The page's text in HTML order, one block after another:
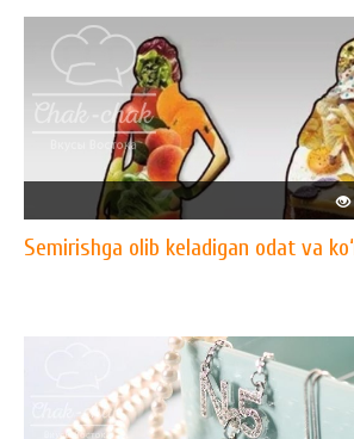
Semirishga olib keladigan odat va